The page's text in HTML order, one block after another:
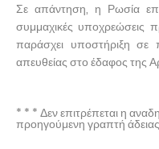
Σε απάντηση, η Ρωσία
συμμαχικές υποχρεώσεις
παράσχει υποστήριξη
απευθείας στο έδαφος της
* * * Δεν επιτρέπεται η
προηγούμενη γραπτή